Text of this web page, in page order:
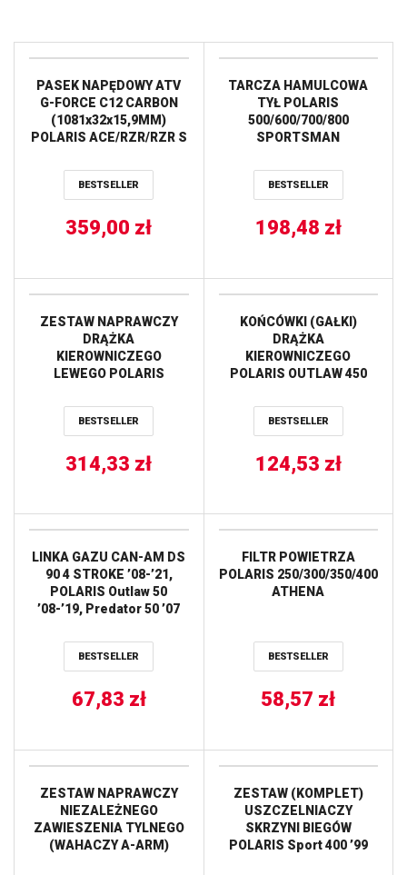
PASEK NAPĘDOWY ATV
G-FORCE C12 CARBON
(1081x32x15,9MM)
POLARIS ACE/RZR/RZR S
(26C4140) GATES
BESTSELLER
359,00 zł
TARCZA HAMULCOWA
TYŁ POLARIS
500/600/700/800
SPORTSMAN
NG
BESTSELLER
198,48 zł
ZESTAW NAPRAWCZY
DRĄŻKA
KIEROWNICZEGO
LEWEGO POLARIS
’09-’14, 900 XP
’13-’17,RANGER 1000
BALLS
BESTSELLER
314,33 zł
KOŃCÓWKI (GAŁKI)
DRĄŻKA
KIEROWNICZEGO
POLARIS OUTLAW 450
PREDATOR 500 (07),
SPORTSMAN XP 850 (09)
BESTSELLER
124,53 zł
LINKA GAZU CAN-AM DS
90 4 STROKE ’08-’21,
POLARIS Outlaw 50
’08-’19, Predator 50 ’07
BESTSELLER
67,83 zł
FILTR POWIETRZA
POLARIS 250/300/350/400
ATHENA
BESTSELLER
58,57 zł
ZESTAW NAPRAWCZY
NIEZALEŻNEGO
ZAWIESZENIA TYLNEGO
(WAHACZY A-ARM)
ZESTAW (KOMPLET)
USZCZELNIACZY
SKRZYNI BIEGÓW
POLARIS Sport 400 ’99